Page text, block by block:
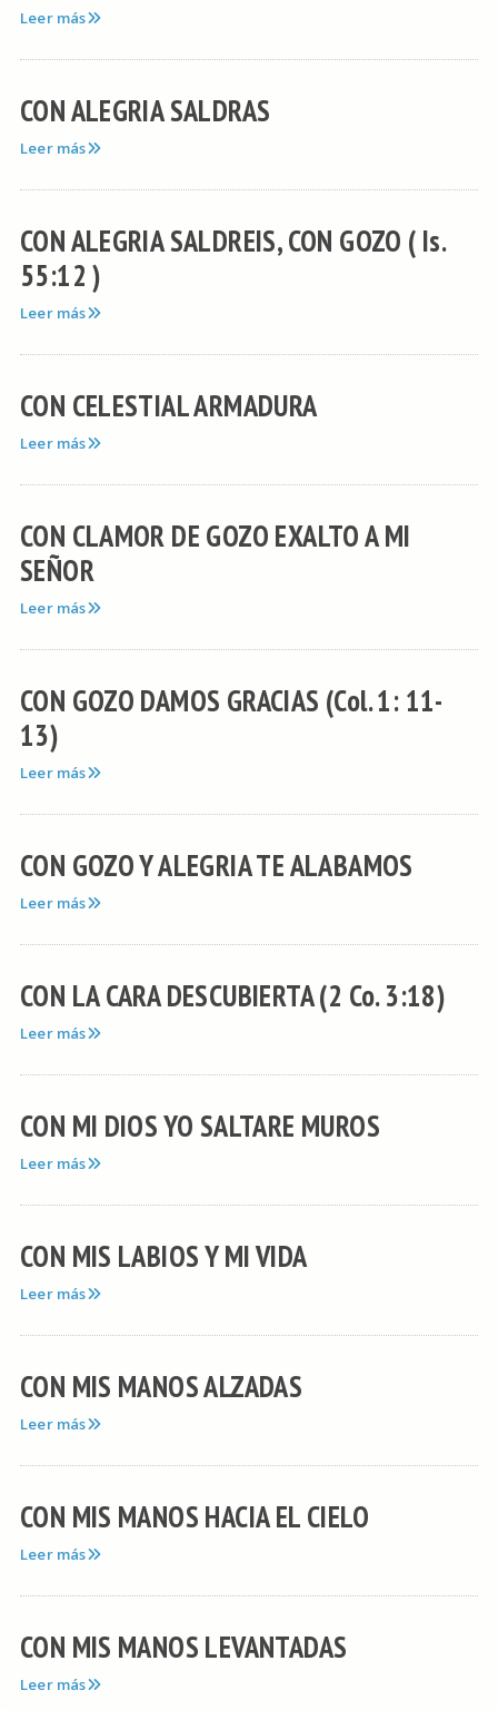
Leer más
CON ALEGRIA SALDRAS
Leer más
CON ALEGRIA SALDREIS, CON GOZO ( Is.
55:12 )
Leer más
CON CELESTIAL ARMADURA
Leer más
CON CLAMOR DE GOZO EXALTO A MI
SEÑOR
Leer más
CON GOZO DAMOS GRACIAS (Col. 1: 11-
13)
Leer más
CON GOZO Y ALEGRIA TE ALABAMOS
Leer más
CON LA CARA DESCUBIERTA (2 Co. 3:18)
Leer más
CON MI DIOS YO SALTARE MUROS
Leer más
CON MIS LABIOS Y MI VIDA
Leer más
CON MIS MANOS ALZADAS
Leer más
CON MIS MANOS HACIA EL CIELO
Leer más
CON MIS MANOS LEVANTADAS
Leer más